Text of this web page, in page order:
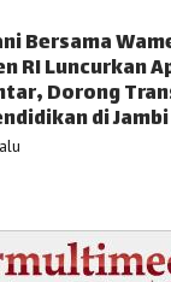
Bersama
RI Luncurkan
Dorong
di Jambi